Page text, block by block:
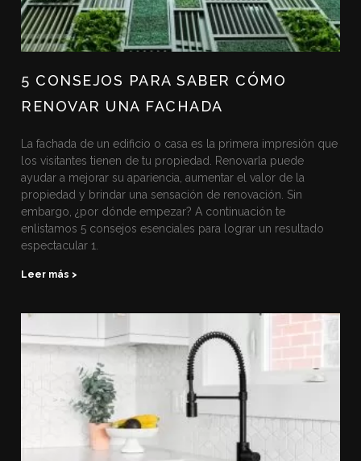
5 CONSEJOS PARA SABER CÓMO
RENOVAR UNA FACHADA
La fachada de un edificio o casa es la primera impresión que
los visitantes tienen de tu propiedad. Renovarla puede
ayudar a mejorar su apariencia, aumentar el valor de la
propiedad y brindar una sensación de renovación. Sin
embargo, ¿por dónde empezar? A continuación te
enlistamos 5 consejos esenciales para lograr un resultado
espectacular 1.
Leer más >